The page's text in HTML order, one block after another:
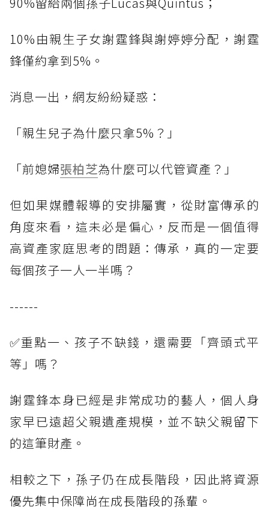
10%由親生子女謝霆鋒與謝婷婷分配，謝霆
鋒僅約拿到5%。
消息一出，網友紛紛疑惑：
「親生兒子為什麼只拿5%？」
「前媳婦張柏芝為什麼可以代管資產？」
但如果媒體報導的安排屬實，從財富傳承的
角度來看，這未必是偏心，反而是一個值得
高資產家庭思考的問題：傳承，真的一定要
每個孩子一人一半嗎？
------
✅重點一、孩子不缺錢，還需要「齊頭式平
等」嗎？
謝霆鋒本身已經是非常成功的藝人，個人身
家早已遠超父親遺產規模，並不缺父親留下
的這筆財產。
相較之下，孫子仍在成長階段，因此將資源
優先集中保障尚在成長階段的孫輩。